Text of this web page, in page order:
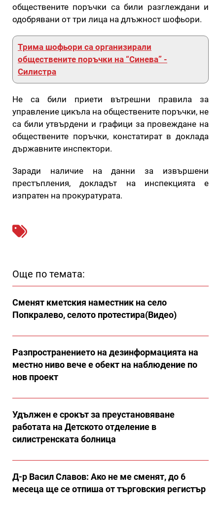
обществените поръчки са били разглеждани и
одобрявани от три лица на длъжност шофьори.
Трима шофьори са организирали
обществените поръчки на “Синева” -
Силистра
Не са били приети вътрешни правила за
управление цикъла на обществените поръчки, не
са били утвърдени и графици за провеждане на
обществените поръчки, констатират в доклада
държавните инспектори.
Заради наличие на данни за извършени
престъпления, докладът на инспекцията е
изпратен на прокуратурата.
Още по темата:
Сменят кметския наместник на село
Попкралево, селото протестира(Видео)
Разпространението на дезинформацията на
местно ниво вече е обект на наблюдение по
нов проект
Удължен е срокът за преустановяване
работата на Детското отделение в
силистренската болница
Д-р Васил Славов: Ако не ме сменят, до 6
месеца ще се отпиша от търговския регистър